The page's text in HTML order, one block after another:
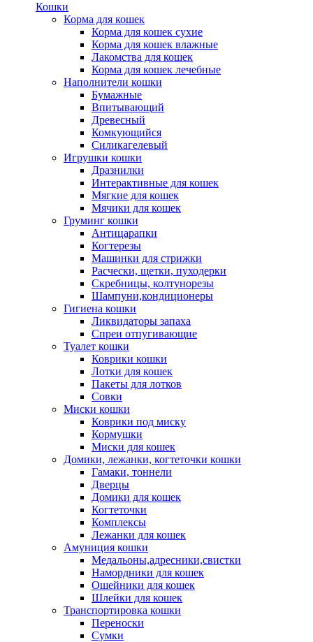
Кошки
Корма для кошек
Корма для кошек сухие
Корма для кошек влажные
Лакомства для кошек
Корма для кошек лечебные
Наполнители кошки
Бумажные
Впитывающий
Древесный
Комкующийся
Силикагелевый
Игрушки кошки
Дразнилки
Интерактивные для кошек
Мягкие для кошек
Мячики для кошек
Груминг кошки
Антицарапки
Когтерезы
Машинки для стрижки
Расчески, щетки, пуходерки
Скребницы, колтунорезы
Шампуни,кондиционеры
Гигиена кошки
Ликвидаторы запаха
Спреи отпугивающие
Туалет кошки
Коврики кошки
Лотки для кошек
Пакеты для лотков
Совки
Миски кошки
Коврики под миску
Кормушки
Миски для кошек
Домики, лежанки, когтеточки кошки
Гамаки, тоннели
Дверцы
Домики для кошек
Когтеточки
Комплексы
Лежанки для кошек
Амуниция кошки
Медальоны,адресники,свистки
Намордники для кошек
Ошейники для кошек
Шлейки для кошек
Транспортировка кошки
Переноски
Сумки